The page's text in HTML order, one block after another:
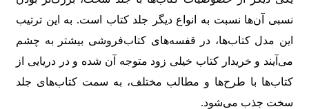
نسبی آن‌ها نسبت به انواع دیگر جلد کتاب است. به این ترتیب
این مدل کتاب‌ها، در قفسه‌های کتاب‌فروشی بیشتر به چشم
می‌آیند و خریدار کتاب خیلی زود متوجه آن شده و در دریایی از
کتاب‌ها با طرح‌ها و مطالب مختلف، به سمت کتاب‌های جلد
سخت جذب می‌شود.